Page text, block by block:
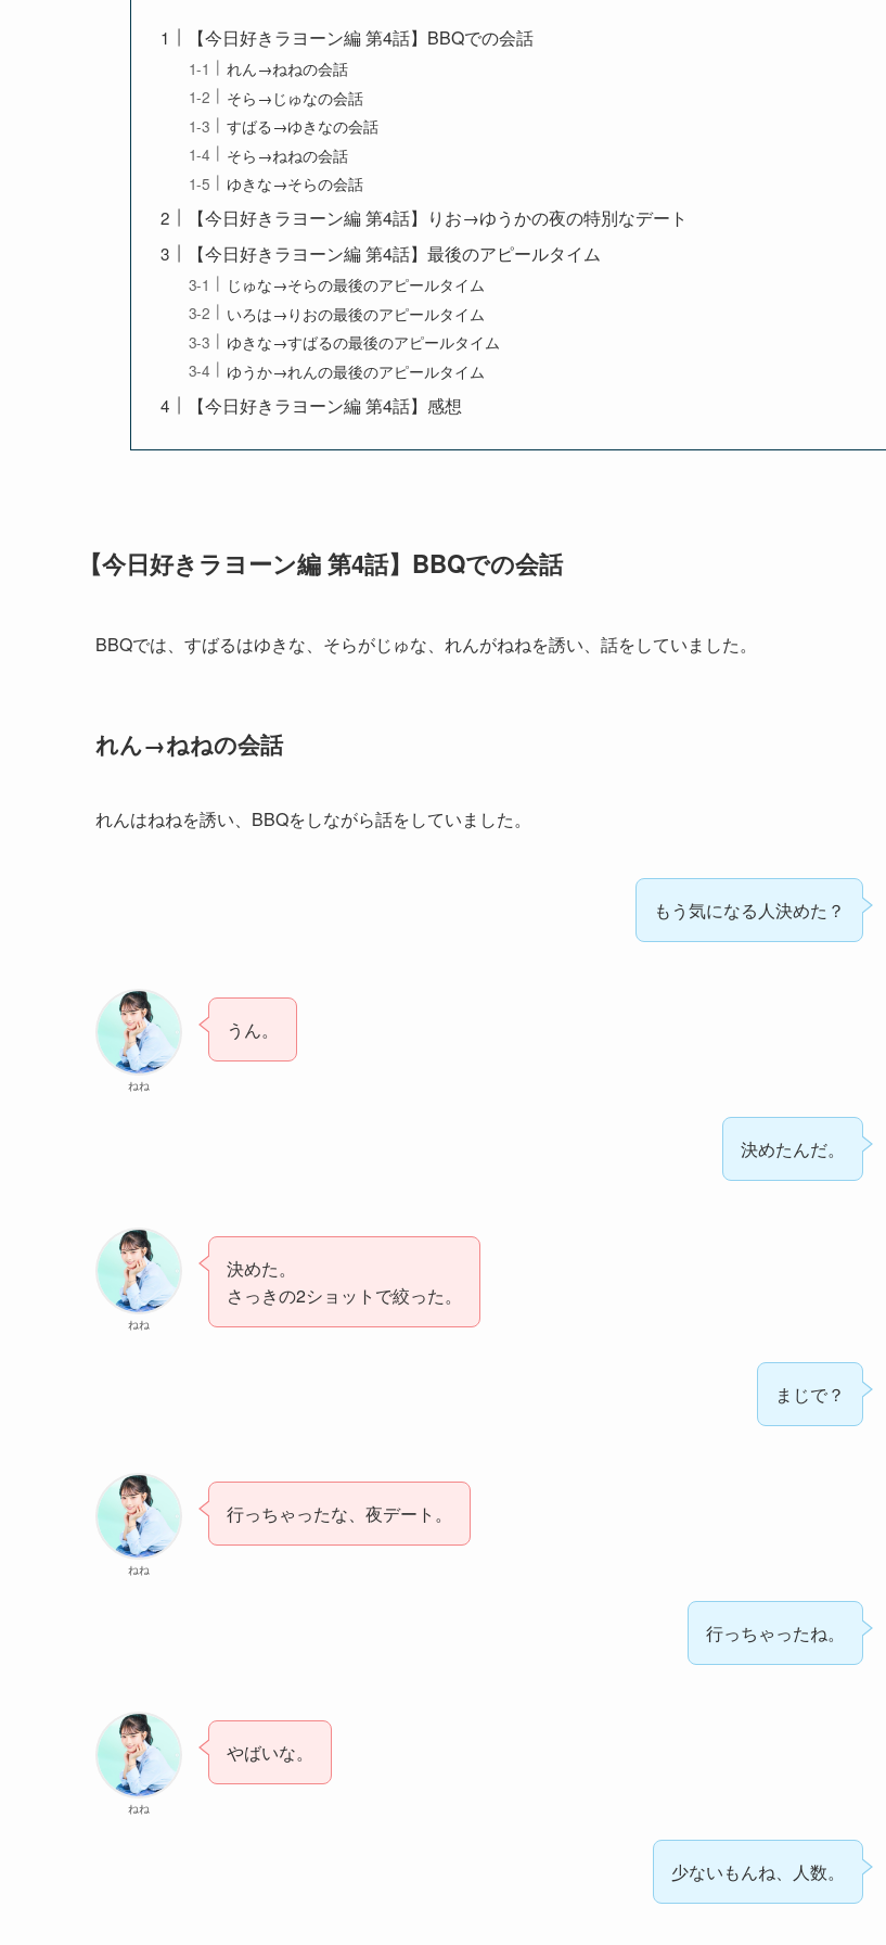
【今日好きラヨーン編 第4話】BBQでの会話
れん→ねねの会話
そら→じゅなの会話
すばる→ゆきなの会話
そら→ねねの会話
ゆきな→そらの会話
【今日好きラヨーン編 第4話】りお→ゆうかの夜の特別なデート
【今日好きラヨーン編 第4話】最後のアピールタイム
じゅな→そらの最後のアピールタイム
いろは→りおの最後のアピールタイム
ゆきな→すばるの最後のアピールタイム
ゆうか→れんの最後のアピールタイム
【今日好きラヨーン編 第4話】感想
【今日好きラヨーン編 第4話】BBQでの会話
BBQでは、すばるはゆきな、そらがじゅな、れんがねねを誘い、話をしていました。
れん→ねねの会話
れんはねねを誘い、BBQをしながら話をしていました。
もう気になる人決めた？
ねね
うん。
決めたんだ。
ねね
決めた。
さっきの2ショットで絞った。
まじで？
ねね
行っちゃったな、夜デート。
行っちゃったね。
ねね
やばいな。
少ないもんね、人数。